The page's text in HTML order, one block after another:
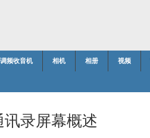
调频收音机 相机 相册 视频
讯录屏幕概述